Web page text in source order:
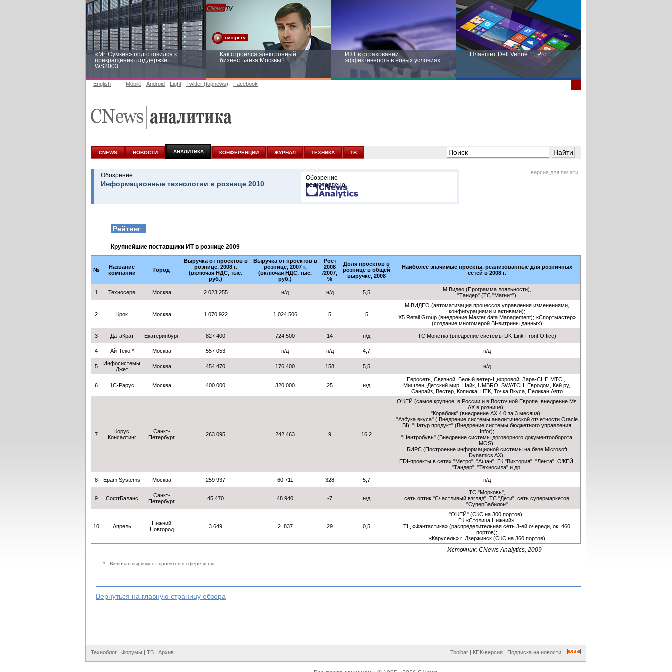
«Mr. Сумкин» подготовился к
прекращению поддержки
WS2003
Как строился электронный
бизнес Банка Москвы?
ИКТ в страховании:
эффективность в новых условиях
Планшет Dell Venue 11 Pro
аналитике
новых условиях
English Mobile Android Light Twitter (topnews) Facebook
CNEWS НОВОСТИ АНАЛИТИКА КОНФЕРЕНЦИИ ЖУРНАЛ ТЕХНИКА ТВ
Обозрение
Информационные технологии в рознице 2010
Обозрение
подготовлено
версия для печати
Рейтинг
Крупнейшие поставщики ИТ в рознице 2009
№
Название
компании
Город
Выручка от проектов в
рознице, 2008 г.
(включая НДС, тыс.
руб.)
Выручка от проектов в
рознице, 2007 г.
(включая НДС, тыс.
руб.)
Рост
2008
/2007,
%
Доля проектов в
рознице в общей
выручке, 2008
Наиболее значимые проекты, реализованные для розничных
сетей в 2008 г.
1 Техносерв Москва 2 023 255 н/д н/д 5,5
М.Видео (Программа лояльности),
"Тандер" (ТС "Магнит")
2 Крок Москва 1 070 922 1 024 506 5 5
М.ВИДЕО (автоматизация процессов управления изменениями,
конфигурациями и активами);
Х5 Retail Group (внедрение Master data Management); «Спортмастер»
(создание многомерой BI-витрины данных)
3 ДатаКрат Екатеринбург 827 400 724 500 14 н/д ТС Монетка (внедрение системы DK-Link Front Office)
4 Ай-Теко * Москва 557 053 н/д н/д 4,7 н/д
5
Инфосистемы
Джет
Москва 454 470 176 400 158 5,5 н/д
6 1С-Рарус Москва 400 000 320 000 25 н/д
Евросеть, Связной, Белый ветер-Цифровой, Зара-СНГ, МТС ,
Мишлен, Детский мир, Найк, UMBRO, SWATCH, Евродом, Кей.ру,
Санрайз, Вестер, Копилка, НТК, Точка Вкуса, Пеликан Авто
7
Корус
Консалтинг
Санкт-
Петербург
263 095 242 463 9 16,2
О’КЕЙ (самое крупное в России и в Восточной Европе внедрение Ms
AX в рознице);
"Кораблик" (внедрение AX 4.0 за 3 месяца);
"Азбука вкуса" ( Внедрение системы аналитической отчетности Oracle
BI); "Натур продукт" (Внедрение системы бюджетного управления
Infor);
"Центробувь" (Внедрение системы договорного документооборота
MOS);
БИРС (Построение информационой системы на базе Microsoft
Dynamics AX);
EDI-проекты в сетях "Метро", "Ашан", ГК "Виктория", "Лента", О'КЕЙ,
"Тандер", "Техносила" и др.
8 Еpam Systems Москва 259 937 60 711 328 5,7 н/д
9 СофтБаланс
Санкт-
Петербург
45 470 48 940 -7 н/д
ТС "Морковь",
сеть оптик "Счастливый взгляд", ТС "Дети", сеть супермаркетов
"СуперБабилон"
10 Апрель
Нижний
Новгород
3 649 2 837 29 0,5
"О’КЕЙ" (СКС на 300 портов);
ГК «Столица Нижний»,
ТЦ «Фантастика» (распределительная сеть 3-ей очереди, ок. 460
портов);
«Карусель» г. Дзержинск (СКС на 360 портов)
Источник: CNews Analytics, 2009
* - Включая выручку от проектов в сфере услуг
Вернуться на главную страницу обзора
Техноблог | Форумы | ТВ | Архив Toolbar | КПК-версия | Подписка на новости |